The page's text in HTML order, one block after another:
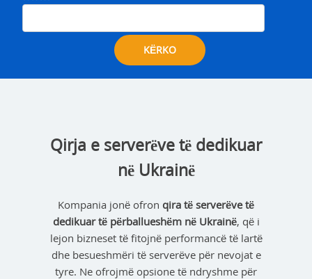
KËRKO
Qirja e serverëve të dedikuar
në Ukrainë
Kompania jonë ofron qira të serverëve të
dedikuar të përballueshëm në Ukrainë, që i
lejon bizneset të fitojnë performancë të lartë
dhe besueshmëri të serverëve për nevojat e
tyre. Ne ofrojmë opsione të ndryshme për